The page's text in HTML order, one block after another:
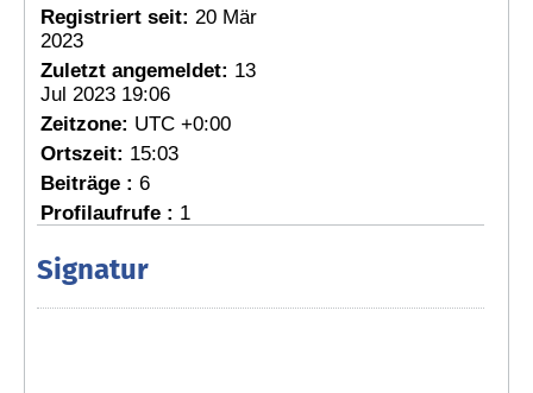
Registriert seit: 20 Mär
2023
Zuletzt angemeldet: 13
Jul 2023 19:06
Zeitzone: UTC +0:00
Ortszeit: 15:03
Beiträge : 6
Profilaufrufe : 1
Signatur